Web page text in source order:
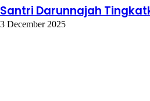
Santri Darunnajah
3 December 2025